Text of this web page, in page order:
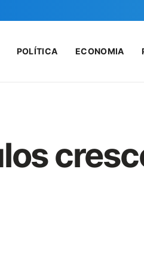
POLÍTICA ECONOMIA